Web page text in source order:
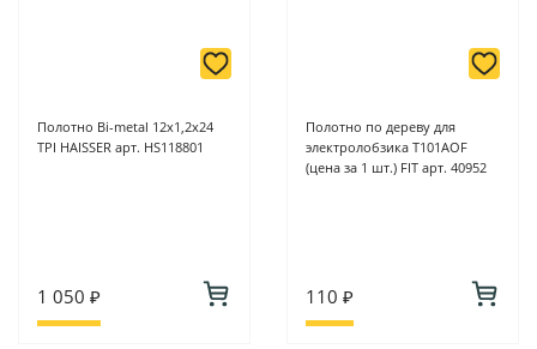
Полотно Bi-metal 12х1,2х24
TPI HAISSER арт. HS118801
1 050 ₽
Полотно по дереву для
электролобзика T101AOF
(цена за 1 шт.) FIT арт. 40952
110 ₽